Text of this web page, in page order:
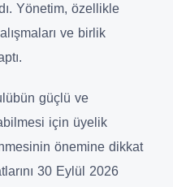
Yönetim, özellikle
ve birlik
güçlü ve
için üyelik
önemine dikkat
30 Eylül 2026